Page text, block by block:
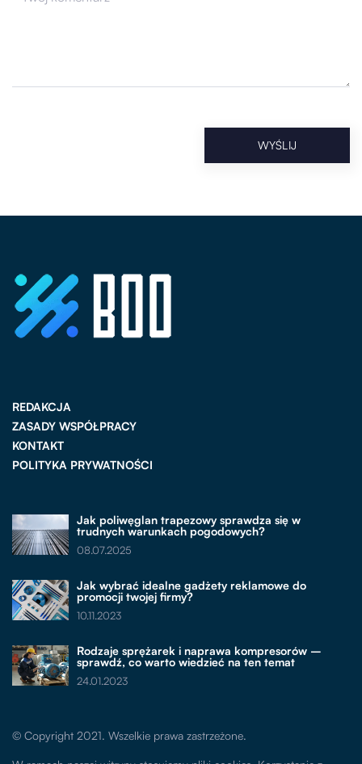
REDAKCJA
ZASADY WSPÓŁPRACY
KONTAKT
POLITYKA PRYWATNOŚCI
Jak poliwęglan trapezowy sprawdza się w
trudnych warunkach pogodowych?
08.07.2025
Jak wybrać idealne gadżety reklamowe do
promocji twojej firmy?
10.11.2023
Rodzaje sprężarek i naprawa kompresorów –
sprawdź, co warto wiedzieć na ten temat
24.01.2023
© Copyright 2021. Wszelkie prawa zastrzeżone.